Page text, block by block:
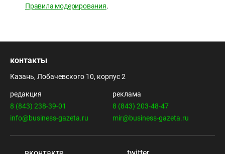
Правила модерирования.
контакты
Казань, Лобачевского 10, корпус 2
редакция
8 (843) 238-39-01
info@business-gazeta.ru
реклама
8 (843) 203-48-47
mir@business-gazeta.ru